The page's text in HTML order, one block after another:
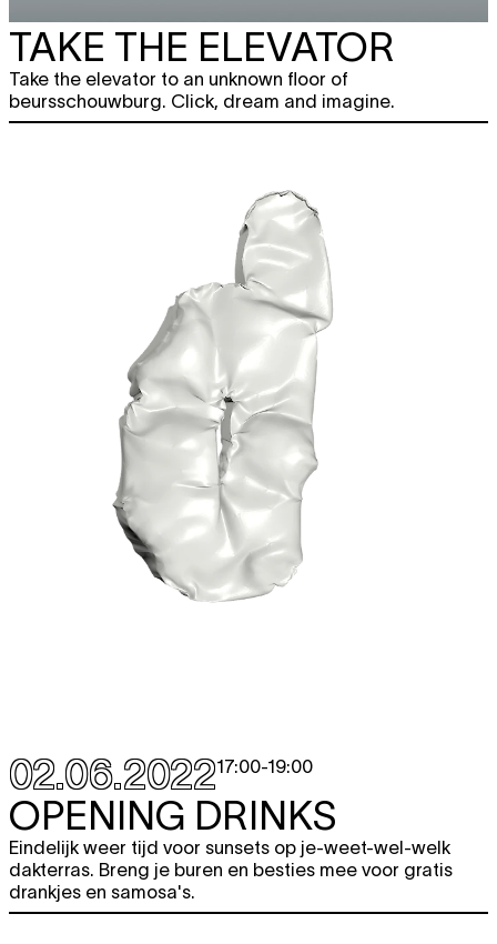
TAKE THE ELEVATOR
Take the elevator to an unknown floor of
beursschouwburg. Click, dream and imagine.
02.06.202217:00-19:00
OPENING DRINKS
Eindelijk weer tijd voor sunsets op je-weet-wel-welk
dakterras. Breng je buren en besties mee voor gratis
drankjes en samosa's.